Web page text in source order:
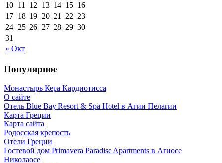
« Окт
10 11 12 13 14 15 16
17 18 19 20 21 22 23
24 25 26 27 28 29 30
31
Популярное
Монастырь Кера Кардиотисса
О сайте
Отель Blue Bay Resort & Spa Hotel в Агии Пелагии
Карта Греции
Карта сайта
Родосская крепость
Отели Греции
Гостевой дом Primavera Paradise Apartments в Агиосе
Николаосе